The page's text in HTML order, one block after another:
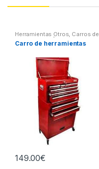
Herramientas Otros, Carros de
Herramientas | Bancos
Carro de herramientas
149.00€